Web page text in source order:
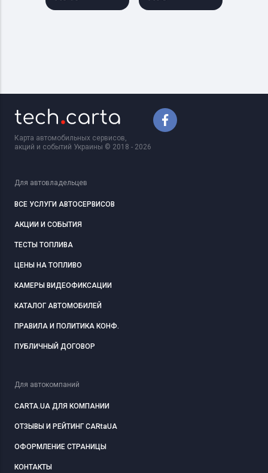
Карта автомобильных сервисов,
акций и событий Украины © 2018 - 2026
Для автовладельцев
ВСЕ УСЛУГИ АВТОСЕРВИСОВ
АКЦИИ И СОБЫТИЯ
ТЕСТЫ ТОПЛИВА
ЦЕНЫ НА ТОПЛИВО
КАМЕРЫ ВИДЕОФИКСАЦИИ
КАТАЛОГ АВТОМОБИЛЕЙ
ПРАВИЛА И ПОЛИТИКА КОНФ.
ПУБЛИЧНЫЙ ДОГОВОР
Для автокомпаний
CARTA.UA ДЛЯ КОМПАНИИ
ОТЗЫВЫ И РЕЙТИНГ CARtaUA
ОФОРМЛЕНИЕ СТРАНИЦЫ
КОНТАКТЫ